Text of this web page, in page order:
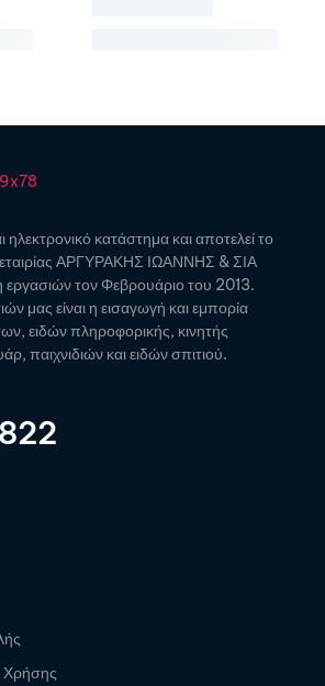
κατάστημα και αποτελεί το
εταιρίας ΑΡΓΥΡΑΚΗΣ ΙΩΑΝΝΗΣ & ΣΙΑ
εργασιών τον Φεβρουάριο του 2013.
μας είναι η εισαγωγή και εμπορία
ειδών πληροφορικής, κινητής
παιχνιδιών και ειδών σπιτιού.
Χρήσης